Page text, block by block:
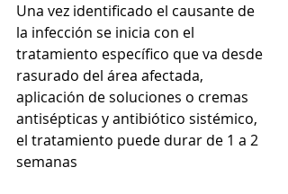
Una vez identificado el causante de
la infección se inicia con el
tratamiento específico que va desde
rasurado del área afectada,
aplicación de soluciones o cremas
antisépticas y antibiótico sistémico,
el tratamiento puede durar de 1 a 2
semanas